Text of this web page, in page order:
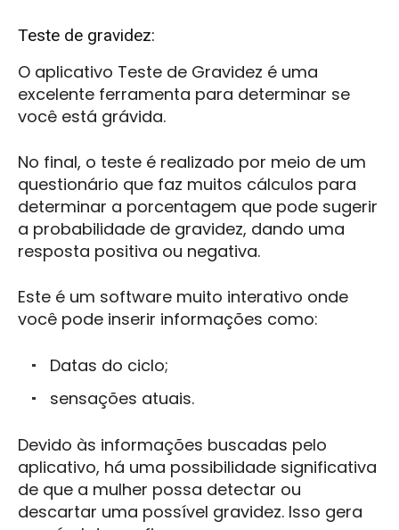
Teste de gravidez:
O aplicativo Teste de Gravidez é uma
excelente ferramenta para determinar se
você está grávida.
No final, o teste é realizado por meio de um
questionário que faz muitos cálculos para
determinar a porcentagem que pode sugerir
a probabilidade de gravidez, dando uma
resposta positiva ou negativa.
Este é um software muito interativo onde
você pode inserir informações como:
Datas do ciclo;
sensações atuais.
Devido às informações buscadas pelo
aplicativo, há uma possibilidade significativa
de que a mulher possa detectar ou
descartar uma possível gravidez. Isso gera